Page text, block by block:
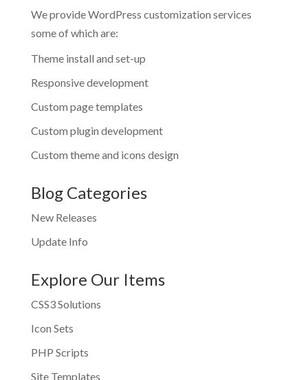
We provide WordPress customization services
some of which are:
Theme install and set-up
Responsive development
Custom page templates
Custom plugin development
Custom theme and icons design
Blog Categories
New Releases
Update Info
Explore Our Items
CSS3 Solutions
Icon Sets
PHP Scripts
Site Templates